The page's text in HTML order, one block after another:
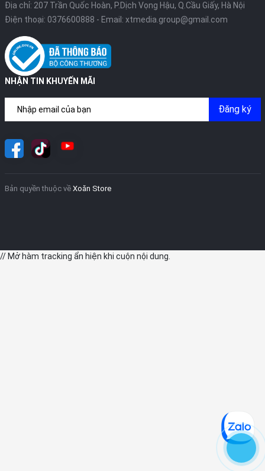
Địa chỉ: 207 Trần Quốc Hoàn, P.Dịch Vọng Hậu, Q.Cầu Giấy, Hà Nội
Điện thoại: 0376600888 - Email: xtmedia.group@gmail.com
NHẬN TIN KHUYẾN MÃI
Đăng ký
Bản quyền thuộc về Xoăn Store
// Mở hàm tracking ẩn hiện khi cuộn nội dung.